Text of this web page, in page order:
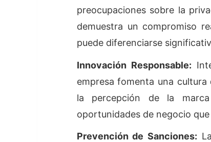
preocupaciones sobre la
demuestra un compromiso
puede diferenciarse
Innovación Responsable:
empresa fomenta una
la percepción de la
oportunidades de negocio
Prevención de Sanciones: